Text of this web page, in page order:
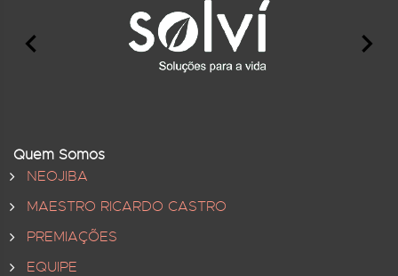
Quem Somos
NEOJIBA
MAESTRO RICARDO CASTRO
PREMIAÇÕES
EQUIPE